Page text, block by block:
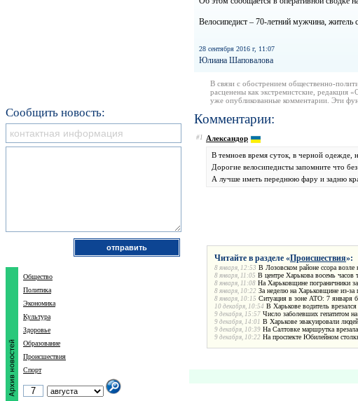
Велосипедист – 70-летний мужчина, житель
28 сентября 2016 г, 11:07
Юлиана Шаповалова
В связи с обострением общественно-
расценены как экстремистские, редакция
уже опубликованные комментарии. Эти
Комментарии:
#1 Александор
В темноев время суток, в черной одежде,
Дорогие велосипедисты запомните что
А лучше иметь переднюю фару и задню
Читайте в разделе «Происшествия»:
8 января, 12:53 В Лозовском районе ссора
8 января, 11:05 В центре Харькова восемь часов
8 января, 11:08 На Харьковщине пограничники
8 января, 10:22 За неделю на Харьковщине из-за
8 января, 10:15 Ситуация в зоне АТО: 7 января
10 декабря, 10:54 В Харькове водитель
9 декабря, 15:57 Число заболевших гепатитом
9 декабря, 14:01 В Харькове эвакуировали
9 декабря, 10:39 На Салтовке маршрутка
9 декабря, 10:22 На проспекте Юбилейном
Сообщить новость:
Общество
Политика
Экономика
Культура
Здоровье
Образование
Происшествия
Спорт